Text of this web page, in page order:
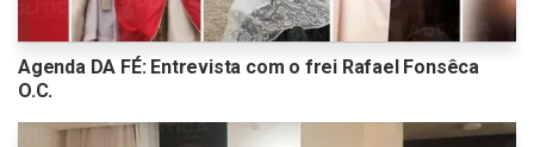
Agenda DA FÉ: Entrevista com o frei Rafael Fonsêca
O.C.